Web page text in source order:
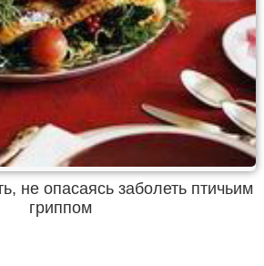
не опасаясь заболеть птичьим
гриппом